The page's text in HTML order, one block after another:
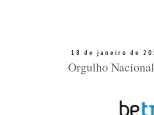
18 de janeiro de
Orgulho